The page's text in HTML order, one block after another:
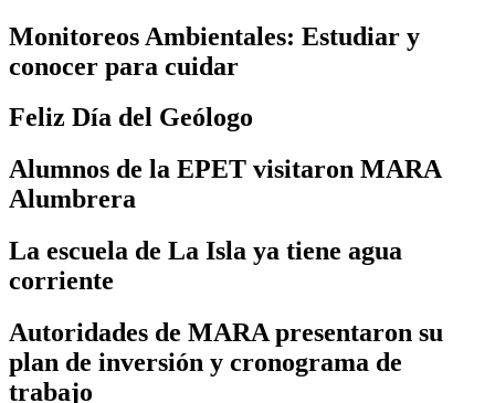
Monitoreos Ambientales: Estudiar y
conocer para cuidar
Feliz Día del Geólogo
Alumnos de la EPET visitaron MARA
Alumbrera
La escuela de La Isla ya tiene agua
corriente
Autoridades de MARA presentaron su
plan de inversión y cronograma de
trabajo